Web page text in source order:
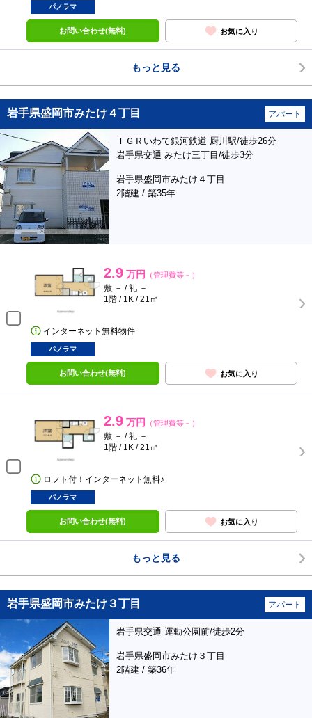
パノラマ
お問い合わせ(無料) お気に入り
もっと見る
岩手県盛岡市みたけ４丁目 アパート
ＩＧＲいわて銀河鉄道 厨川駅/徒歩26分
岩手県交通 みたけ三丁目/徒歩3分
岩手県盛岡市みたけ４丁目
2階建 / 築35年
2.9 万円 （管理費等－）
敷 － / 礼 －
1階 / 1K / 21㎡
インターネット無料物件
パノラマ
お問い合わせ(無料) お気に入り
2.9 万円 （管理費等－）
敷 － / 礼 －
1階 / 1K / 21㎡
ロフト付！インターネット無料♪
パノラマ
お問い合わせ(無料) お気に入り
もっと見る
岩手県盛岡市みたけ３丁目 アパート
岩手県交通 運動公園前/徒歩2分
岩手県盛岡市みたけ３丁目
2階建 / 築36年